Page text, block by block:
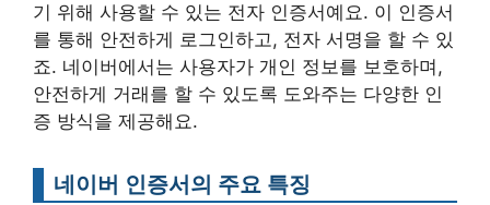
기 위해 사용할 수 있는 전자 인증서예요. 이 인증서
를 통해 안전하게 로그인하고, 전자 서명을 할 수 있
죠. 네이버에서는 사용자가 개인 정보를 보호하며,
안전하게 거래를 할 수 있도록 도와주는 다양한 인
증 방식을 제공해요.
네이버 인증서의 주요 특징